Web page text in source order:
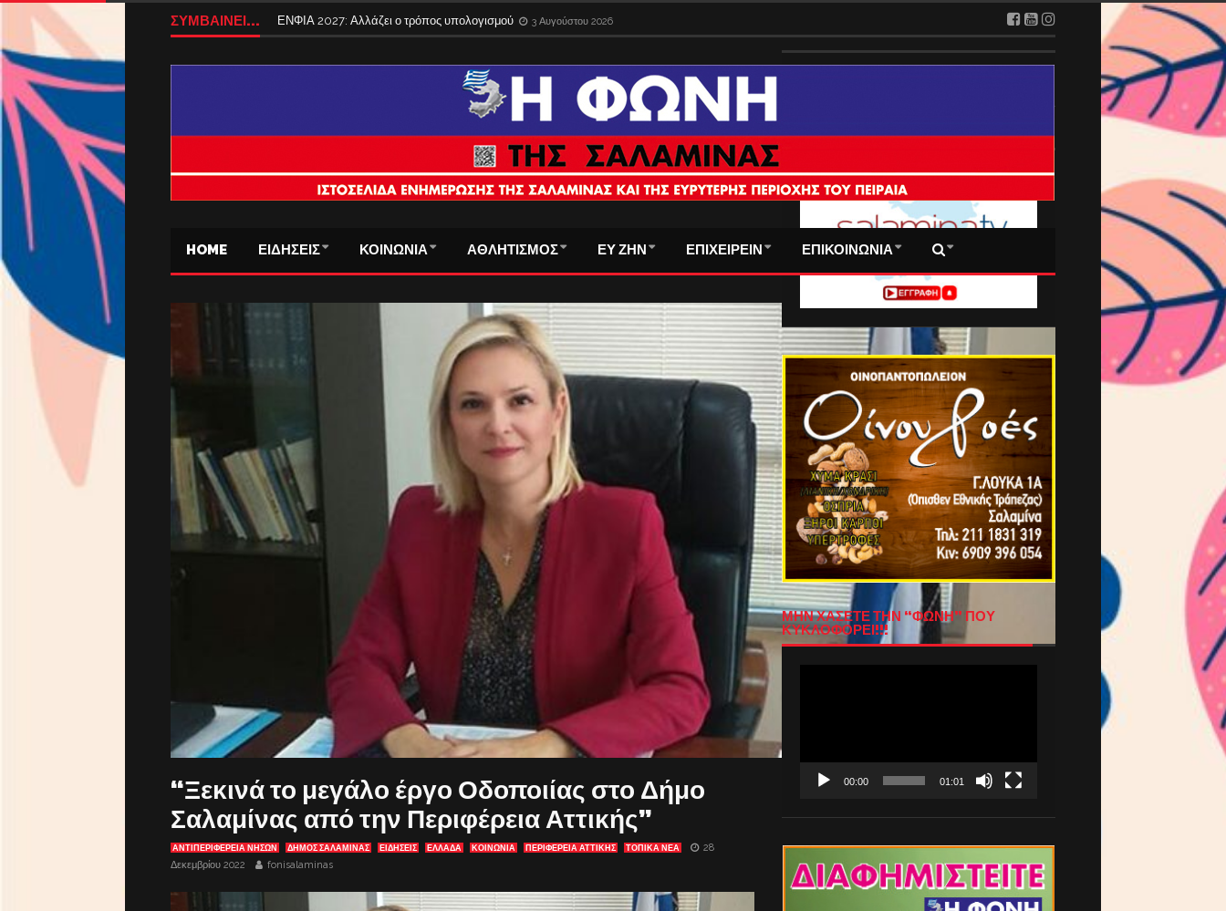
ΣΥΜΒΑΙΝΕΙ... ΕΝΦΙΑ 2027: Αλλάζει ο τρόπος υπολογισμού 3 Αυγούστου 2026
Tέλος από σήμερα τα ταξίδια στο εξωτερικό με την παλιά ταυτότητα – Λήγει η προθεσμία 3 Αυγούστου 2026
HOME ΕΙΔΗΣΕΙΣ ΚΟΙΝΩΝΙΑ ΑΘΛΗΤΙΣΜΟΣ ΕΥ ΖΗΝ ΕΠΙΧΕΙΡΕΙΝ ΕΠΙΚΟΙΝΩΝΙΑ
“Ξεκινά το μεγάλο έργο Οδοποιίας στο Δήμο
Σαλαμίνας από την Περιφέρεια Αττικής”
ΑΝΤΙΠΕΡΙΦΈΡΕΙΑ ΝΉΣΩΝ ΔΗΜΟΣ ΣΑΛΑΜΙΝΑΣ ΕΙΔΗΣΕΙΣ ΕΛΛΑΔΑ ΚΟΙΝΩΝΙΑ ΠΕΡΙΦΕΡΕΙΑ ΑΤΤΙΚΗΣ ΤΟΠΙΚΑ ΝΕΑ
28
Δεκεμβρίου 2022
fonisalaminas
ΜΗΝ ΧΑΣΕΤΕ ΤΗΝ “ΦΩΝΗ” ΠΟΥ
ΚΥΚΛΟΦΟΡΕΙ!!!
00:00 01:01